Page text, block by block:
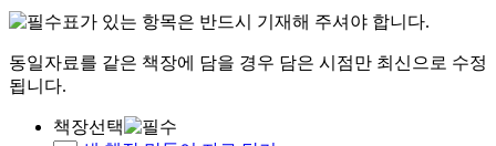
표가 있는 항목은 반드시 기재해 주셔야 합니다.
동일자료를 같은 책장에 담을 경우 담은 시점만 최신으로 수정
됩니다.
책장선택